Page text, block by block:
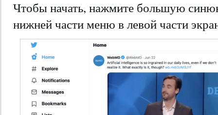
Чтобы начать, нажмите большую
нижней части меню в левой части